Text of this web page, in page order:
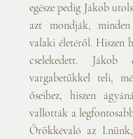
egésze pedig Jákob
azt mondják, minden
valaki életéről. Hiszen
cselekedett.
vargabetűkkel teli,
őseihez, hiszen
vallották a
Örökkévaló az